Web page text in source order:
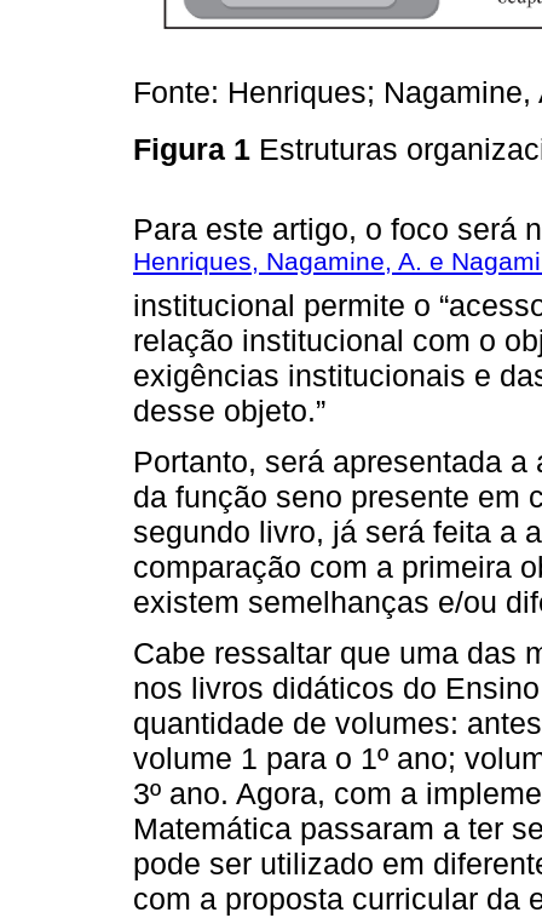
Fonte: Henriques;
Figura 1 Estruturas
Para este artigo, o foco será
Henriques, Nagamine, A. e
institucional permite o
relação institucional com o
exigências institucionais e
desse objeto.”
Portanto, será apresentada
da função seno presente em
segundo livro, já será feita a
comparação com a primeira
existem semelhanças e/ou
Cabe ressaltar que uma das
nos livros didáticos do
quantidade de volumes:
volume 1 para o 1º ano;
3º ano. Agora, com a
Matemática passaram a ter
pode ser utilizado em
com a proposta curricular da